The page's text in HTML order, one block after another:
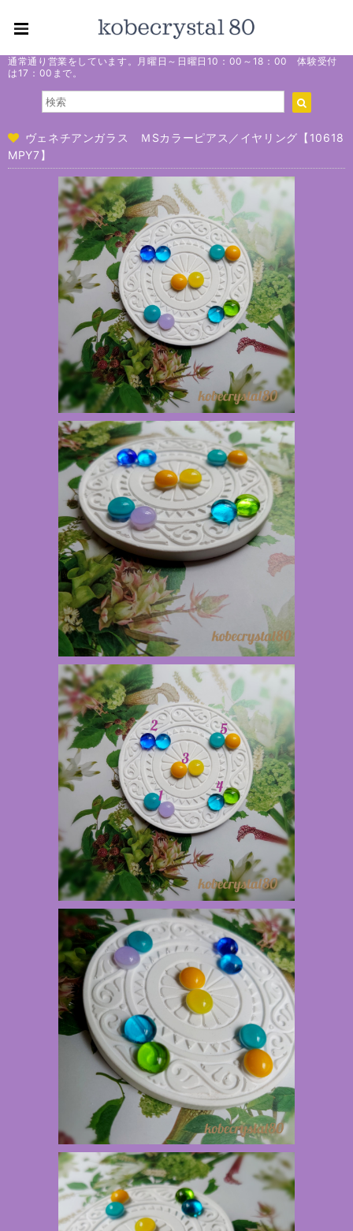
通常通り営業をしています。月曜日～日曜日10：00～18：00 体験受付
は17：00まで。
ヴェネチアンガラス ＭSカラーピアス／イヤリング【10618
MPY7】